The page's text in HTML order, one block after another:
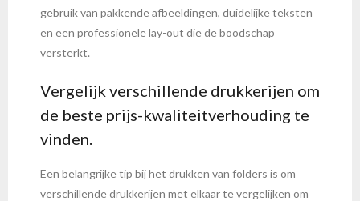
gebruik van pakkende afbeeldingen, duidelijke teksten
en een professionele lay-out die de boodschap
versterkt.
Vergelijk verschillende drukkerijen om
de beste prijs-kwaliteitverhouding te
vinden.
Een belangrijke tip bij het drukken van folders is om
verschillende drukkerijen met elkaar te vergelijken om